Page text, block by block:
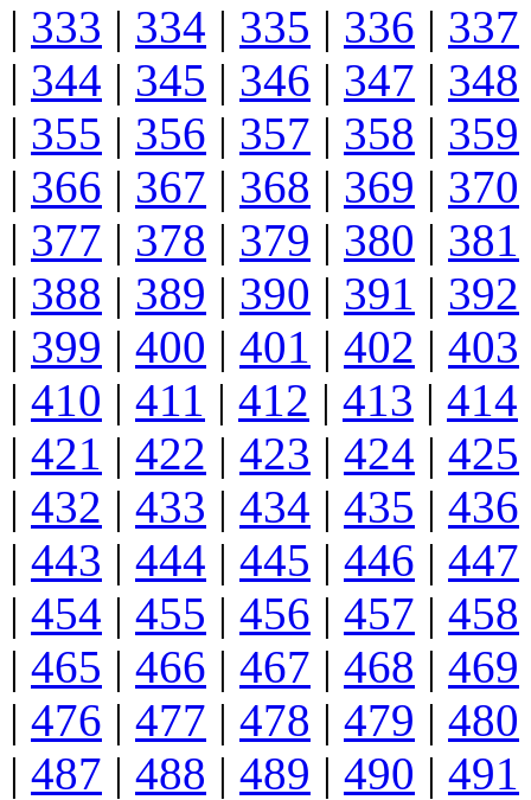
| 333 | 334 | 335 | 336 | 337
| 344 | 345 | 346 | 347 | 348
| 355 | 356 | 357 | 358 | 359
| 366 | 367 | 368 | 369 | 370
| 377 | 378 | 379 | 380 | 381
| 388 | 389 | 390 | 391 | 392
| 399 | 400 | 401 | 402 | 403
| 410 | 411 | 412 | 413 | 414
| 421 | 422 | 423 | 424 | 425
| 432 | 433 | 434 | 435 | 436
| 443 | 444 | 445 | 446 | 447
| 454 | 455 | 456 | 457 | 458
| 465 | 466 | 467 | 468 | 469
| 476 | 477 | 478 | 479 | 480
| 487 | 488 | 489 | 490 | 491